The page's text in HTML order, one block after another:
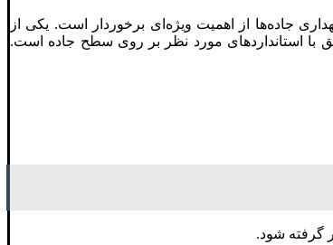
جاده‌ها از اهمیت ویژه‌ای برخوردار است. یکی از
استانداردهای مورد نظر بر روی سطح جاده است.
گرفته شود.